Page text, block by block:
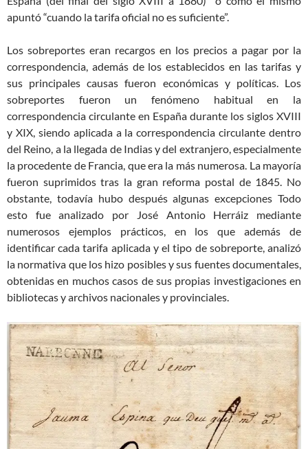
apuntó “cuando la tarifa oficial no es suficiente”.
Los sobreportes eran recargos en los precios a pagar por la
correspondencia, además de los establecidos en las tarifas y
sus principales causas fueron económicas y políticas. Los
sobreportes fueron un fenómeno habitual en la
correspondencia circulante en España durante los siglos XVIII
y XIX, siendo aplicada a la correspondencia circulante dentro
del Reino, a la llegada de Indias y del extranjero, especialmente
la procedente de Francia, que era la más numerosa. La mayoría
fueron suprimidos tras la gran reforma postal de 1845. No
obstante, todavía hubo después algunas excepciones Todo
esto fue analizado por José Antonio Herráiz mediante
numerosos ejemplos prácticos, en los que además de
identificar cada tarifa aplicada y el tipo de sobreporte, analizó
la normativa que los hizo posibles y sus fuentes documentales,
obtenidas en muchos casos de sus propias investigaciones en
bibliotecas y archivos nacionales y provinciales.